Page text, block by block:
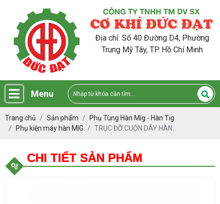
Địa chỉ: Số 40 Đường D4, Phường
Trung Mỹ Tây, TP. Hồ Chí Minh
Menu
Trang chủ Sản phẩm
Phụ Tùng Hàn Mig - Hàn Tig
Phụ kiện máy hàn MIG
TRỤC ĐỠ CUỘN DÂY HÀN
CHI TIẾT SẢN PHẨM